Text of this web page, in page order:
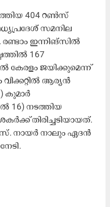
404 റണ്‍സ്
സമനില
ഇന്നിങ്സിൽ
167
ജയിക്കുമെന്ന്
വിക്കറ്റിൽ ആര്യൻ
കുമാർ
16) നടത്തിയ
തിരിച്ചടിയായത്.
നായർ നാലും ഏദൻ